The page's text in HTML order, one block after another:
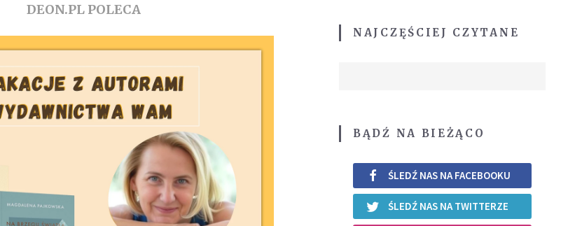
DEON.PL POLECA
NAJCZĘŚCIEJ CZYTANE
BĄDŹ NA BIEŻĄCO
ŚLEDŹ NAS NA FACEBOOKU
ŚLEDŹ NAS NA TWITTERZE